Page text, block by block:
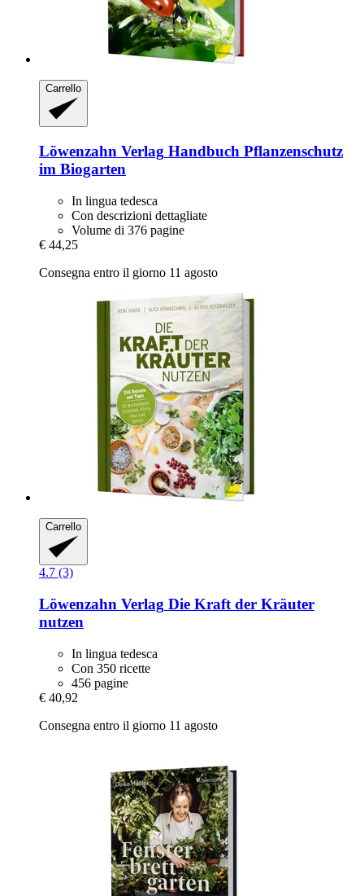
Carrello
Löwenzahn Verlag Handbuch Pflanzenschutz
im Biogarten
In lingua tedesca
Con descrizioni dettagliate
Volume di 376 pagine
€ 44,25
Consegna entro il giorno 11 agosto
Carrello
4.7 (3)
Löwenzahn Verlag Die Kraft der Kräuter
nutzen
In lingua tedesca
Con 350 ricette
456 pagine
€ 40,92
Consegna entro il giorno 11 agosto